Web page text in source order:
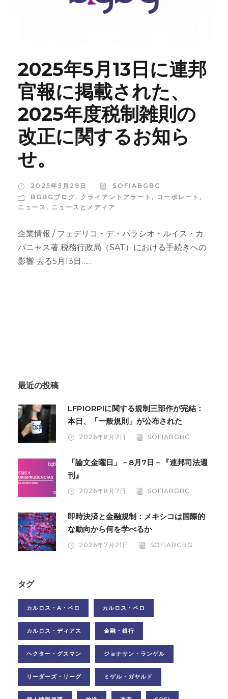
2025年5月13日に連邦
官報に掲載された、
2025年度税制雑則の
改正に関するお知ら
せ。
2025年5月29日
SOFIABGBG
BGBGブログ, クライアントアラート , コーポレート ,
ニュース , ニュースとメディア
企業情報 / フェデリコ・デ・パラシオ・ルイス・カ
バニャス著 税務行政局（SAT）における手続きへの
影響 去る5月13日……
最近の投稿
LFPIORPIに関する規制三部作が完結：
本日、「一般規則」が公布された
2026年8月7日 SOFIABGBG
「論文金曜日」－8月7日－『連邦司法週
刊』
2026年8月7日 SOFIABGBG
即時決済と金融規制：メキシコは国際的
な動向から何を学べるか
2026年7月21日 SOFIABGBG
タグ
カルロス・A・ベロ カルロス・ベロ
カルロス・ディアス 金融・銀行
ヘクター・グスマン ジョナサン・ランゲル
リーダーズ・リーグ ミゲル・ガヤルド